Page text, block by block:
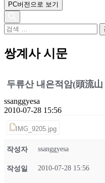
PC버전으로 보기
검
어:
쌍계사 시문
두류산 내은적암(頭流
ssanggyesa
2010-07-28 15:56
IMG_9205.jpg
작성자 ssanggyesa
작성일 2010-07-28 15:56